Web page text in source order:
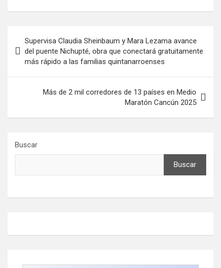
de
entradas
Supervisa Claudia Sheinbaum y Mara Lezama avance
del puente Nichupté, obra que conectará gratuitamente
más rápido a las familias quintanarroenses
Más de 2 mil corredores de 13 países en Medio
Maratón Cancún 2025
Buscar
Buscar